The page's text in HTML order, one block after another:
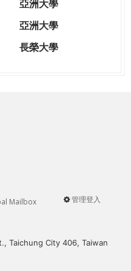
亞洲大學
亞洲大學
長榮大學
User
管理登入
Mailbox
Taichung City 406, Taiwan